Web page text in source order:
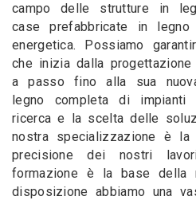
campo delle strutture in
case prefabbricate in
energetica. Possiamo
che inizia dalla
a passo fino alla sua
legno completa di
ricerca e la scelta delle
nostra specializzazione è la
precisione dei nostri
formazione è la base della
disposizione abbiamo una